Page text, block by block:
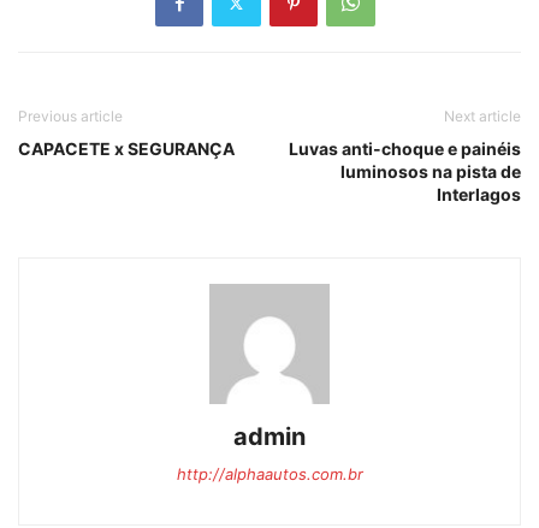
Previous article
CAPACETE x SEGURANÇA
Next article
Luvas anti-choque e painéis
luminosos na pista de
Interlagos
admin
http://alphaautos.com.br